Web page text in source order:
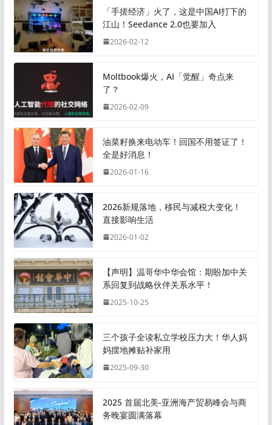
「手搓经济」火了，这是中国AI打下的
江山！Seedance 2.0也要加入
2026-02-12
Moltbook爆火，AI「觉醒」奇点来
了？
2026-02-09
油菜籽换来电动车！回国不用签证了！
全是好消息！
2026-01-16
2026新规落地，移民与减税大变化！
直接影响生活
2026-01-02
【声明】温哥华中华会馆：期盼加中关
系回复到战略伙伴关系水平！
2025-10-25
三个孩子全读私立学校压力大！华人妈
妈摆地摊贴补家用
2025-09-30
2025 首届北美-亚洲海产贸易峰会与商
务晚宴圆满落幕